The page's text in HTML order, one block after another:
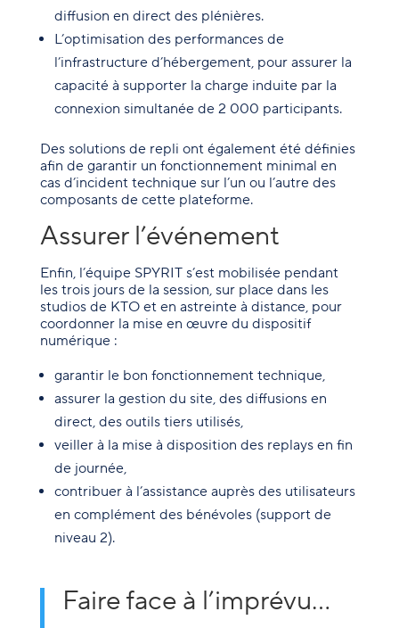
diffusion en direct des plénières.
L’optimisation des performances de
l’infrastructure d’hébergement, pour assurer la
capacité à supporter la charge induite par la
connexion simultanée de 2 000 participants.
Des solutions de repli ont également été définies
afin de garantir un fonctionnement minimal en
cas d’incident technique sur l’un ou l’autre des
composants de cette plateforme.
Assurer l’événement
Enfin, l’équipe SPYRIT s’est mobilisée pendant
les trois jours de la session, sur place dans les
studios de KTO et en astreinte à distance, pour
coordonner la mise en œuvre du dispositif
numérique :
garantir le bon fonctionnement technique,
assurer la gestion du site, des diffusions en
direct, des outils tiers utilisés,
veiller à la mise à disposition des replays en fin
de journée,
contribuer à l’assistance auprès des utilisateurs
en complément des bénévoles (support de
niveau 2).
Faire face à l’imprévu…